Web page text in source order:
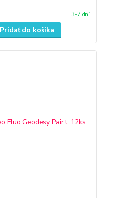
3-7 dní
Pridať do košíka